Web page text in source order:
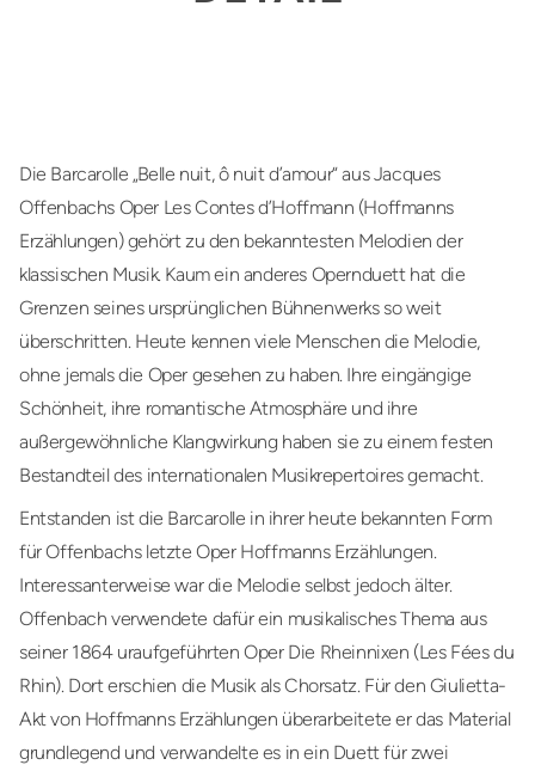
Die Barcarolle „Belle nuit, ô nuit d’amour“ aus Jacques
Offenbachs Oper Les Contes d’Hoffmann (Hoffmanns
Erzählungen) gehört zu den bekanntesten Melodien der
klassischen Musik. Kaum ein anderes Opernduett hat die
Grenzen seines ursprünglichen Bühnenwerks so weit
überschritten. Heute kennen viele Menschen die Melodie,
ohne jemals die Oper gesehen zu haben. Ihre eingängige
Schönheit, ihre romantische Atmosphäre und ihre
außergewöhnliche Klangwirkung haben sie zu einem festen
Bestandteil des internationalen Musikrepertoires gemacht.
Entstanden ist die Barcarolle in ihrer heute bekannten Form
für Offenbachs letzte Oper Hoffmanns Erzählungen.
Interessanterweise war die Melodie selbst jedoch älter.
Offenbach verwendete dafür ein musikalisches Thema aus
seiner 1864 uraufgeführten Oper Die Rheinnixen (Les Fées du
Rhin). Dort erschien die Musik als Chorsatz. Für den Giulietta-
Akt von Hoffmanns Erzählungen überarbeitete er das Material
grundlegend und verwandelte es in ein Duett für zwei